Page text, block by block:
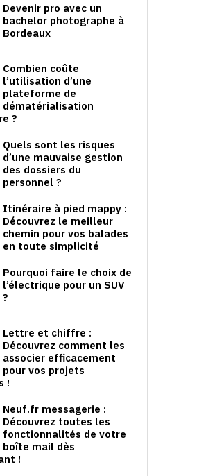
Devenir pro avec un
bachelor photographe à
Bordeaux
Combien coûte
l’utilisation d’une
plateforme de
dématérialisation
?
Quels sont les risques
d’une mauvaise gestion
des dossiers du
personnel ?
Itinéraire à pied mappy :
Découvrez le meilleur
chemin pour vos balades
en toute simplicité
Pourquoi faire le choix de
l’électrique pour un SUV
?
Lettre et chiffre :
Découvrez comment les
associer efficacement
pour vos projets
!
Neuf.fr messagerie :
Découvrez toutes les
fonctionnalités de votre
boîte mail dès
!